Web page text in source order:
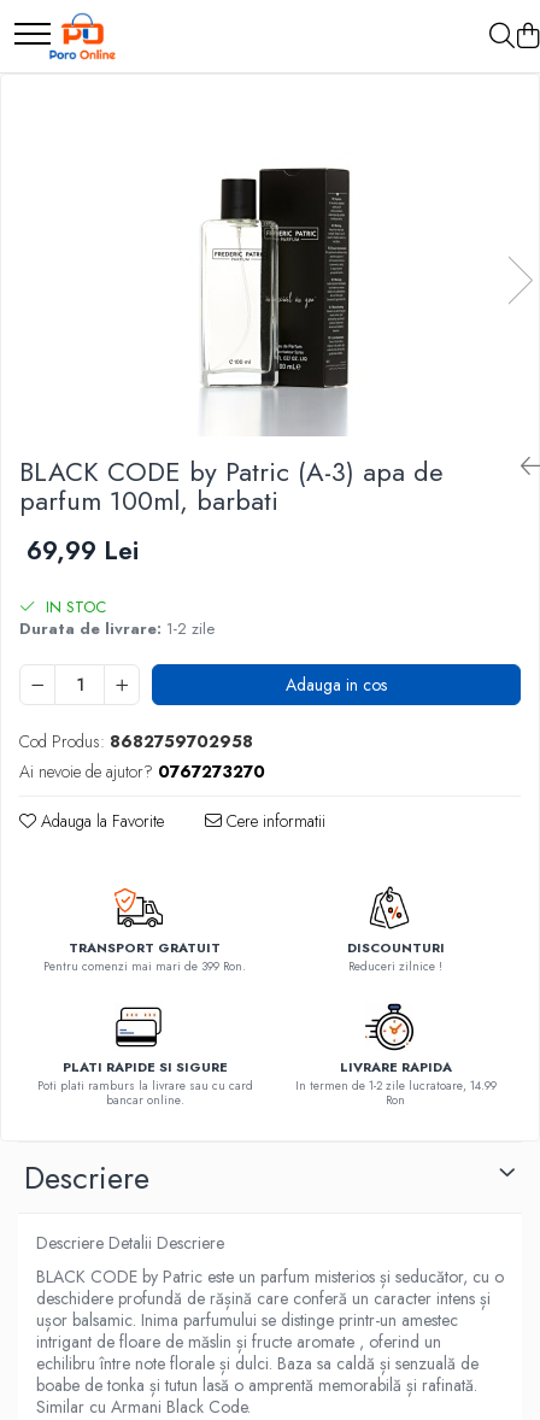
Parfum
BLACK CODE by Patric (A-3) apa de
parfum 100ml, barbati
69,99 Lei
IN STOC
Durata de livrare: 1-2 zile
Adauga in cos
Cod Produs: 8682759702958
Ai nevoie de ajutor? 0767273270
Adauga la Favorite Cere informatii
TRANSPORT GRATUIT
Pentru comenzi mai mari de 399 Ron.
DISCOUNTURI
Reduceri zilnice !
PLATI RAPIDE SI SIGURE
Poti plati ramburs la livrare sau cu card
bancar online.
LIVRARE RAPIDA
In termen de 1-2 zile lucratoare, 14.99
Ron
Descriere
Descriere Detalii Descriere
BLACK CODE by Patric este un parfum misterios și seducător, cu o
deschidere profundă de rășină care conferă un caracter intens și
ușor balsamic. Inima parfumului se distinge printr-un amestec
intrigant de floare de măslin și fructe aromate , oferind un
echilibru între note florale și dulci. Baza sa caldă și senzuală de
boabe de tonka și tutun lasă o amprentă memorabilă și rafinată.
Similar cu Armani Black Code.